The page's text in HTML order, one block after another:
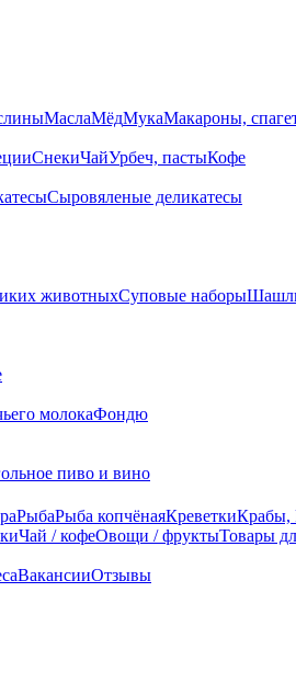
МаслаМёдМукаМакароны,
СнекиЧайУрбеч, пастыКофе
Сыровяленые деликатесы
животныхСуповые наборы
молокаФондю
пиво и вино
РыбаРыба копчёнаяКреветкиКрабы,
Чай / кофеОвощи / фруктыТовары
ВакансииОтзывы